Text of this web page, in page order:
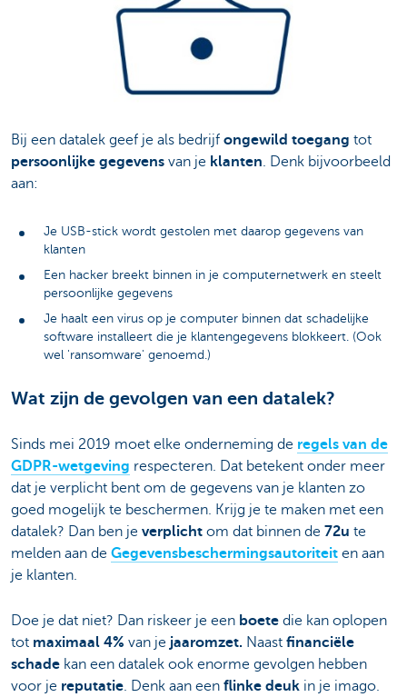
Bij een datalek geef je als bedrijf ongewild toegang tot
persoonlijke gegevens van je klanten. Denk bijvoorbeeld
aan:
Je USB-stick wordt gestolen met daarop gegevens van
klanten
Een hacker breekt binnen in je computernetwerk en steelt
persoonlijke gegevens
Je haalt een virus op je computer binnen dat schadelijke
software installeert die je klantengegevens blokkeert. (Ook
wel 'ransomware' genoemd.)
Wat zijn de gevolgen van een datalek?
Sinds mei 2019 moet elke onderneming de regels van de
GDPR-wetgeving respecteren. Dat betekent onder meer
dat je verplicht bent om de gegevens van je klanten zo
goed mogelijk te beschermen. Krijg je te maken met een
datalek? Dan ben je verplicht om dat binnen de 72u te
melden aan de Gegevensbeschermingsautoriteit en aan
je klanten.
Doe je dat niet? Dan riskeer je een boete die kan oplopen
tot maximaal 4% van je jaaromzet. Naast financiële
schade kan een datalek ook enorme gevolgen hebben
voor je reputatie. Denk aan een flinke deuk in je imago.